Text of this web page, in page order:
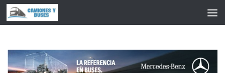
Saltar al contenido